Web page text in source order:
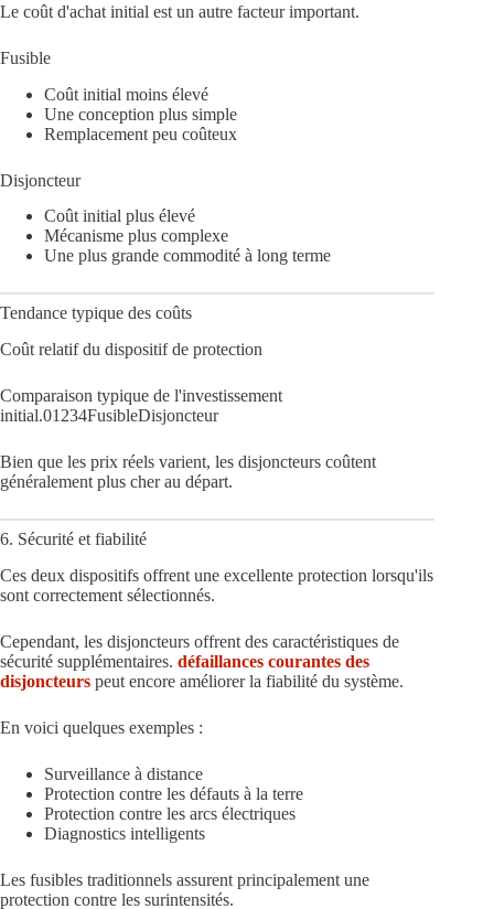
Le coût d'achat initial est un autre facteur important.
Fusible
Coût initial moins élevé
Une conception plus simple
Remplacement peu coûteux
Disjoncteur
Coût initial plus élevé
Mécanisme plus complexe
Une plus grande commodité à long terme
Tendance typique des coûts
Coût relatif du dispositif de protection
Comparaison typique de l'investissement
initial.01234FusibleDisjoncteur
Bien que les prix réels varient, les disjoncteurs coûtent
généralement plus cher au départ.
6. Sécurité et fiabilité
Ces deux dispositifs offrent une excellente protection lorsqu'ils
sont correctement sélectionnés.
Cependant, les disjoncteurs offrent des caractéristiques de
sécurité supplémentaires. défaillances courantes des
disjoncteurs peut encore améliorer la fiabilité du système.
En voici quelques exemples :
Surveillance à distance
Protection contre les défauts à la terre
Protection contre les arcs électriques
Diagnostics intelligents
Les fusibles traditionnels assurent principalement une
protection contre les surintensités.